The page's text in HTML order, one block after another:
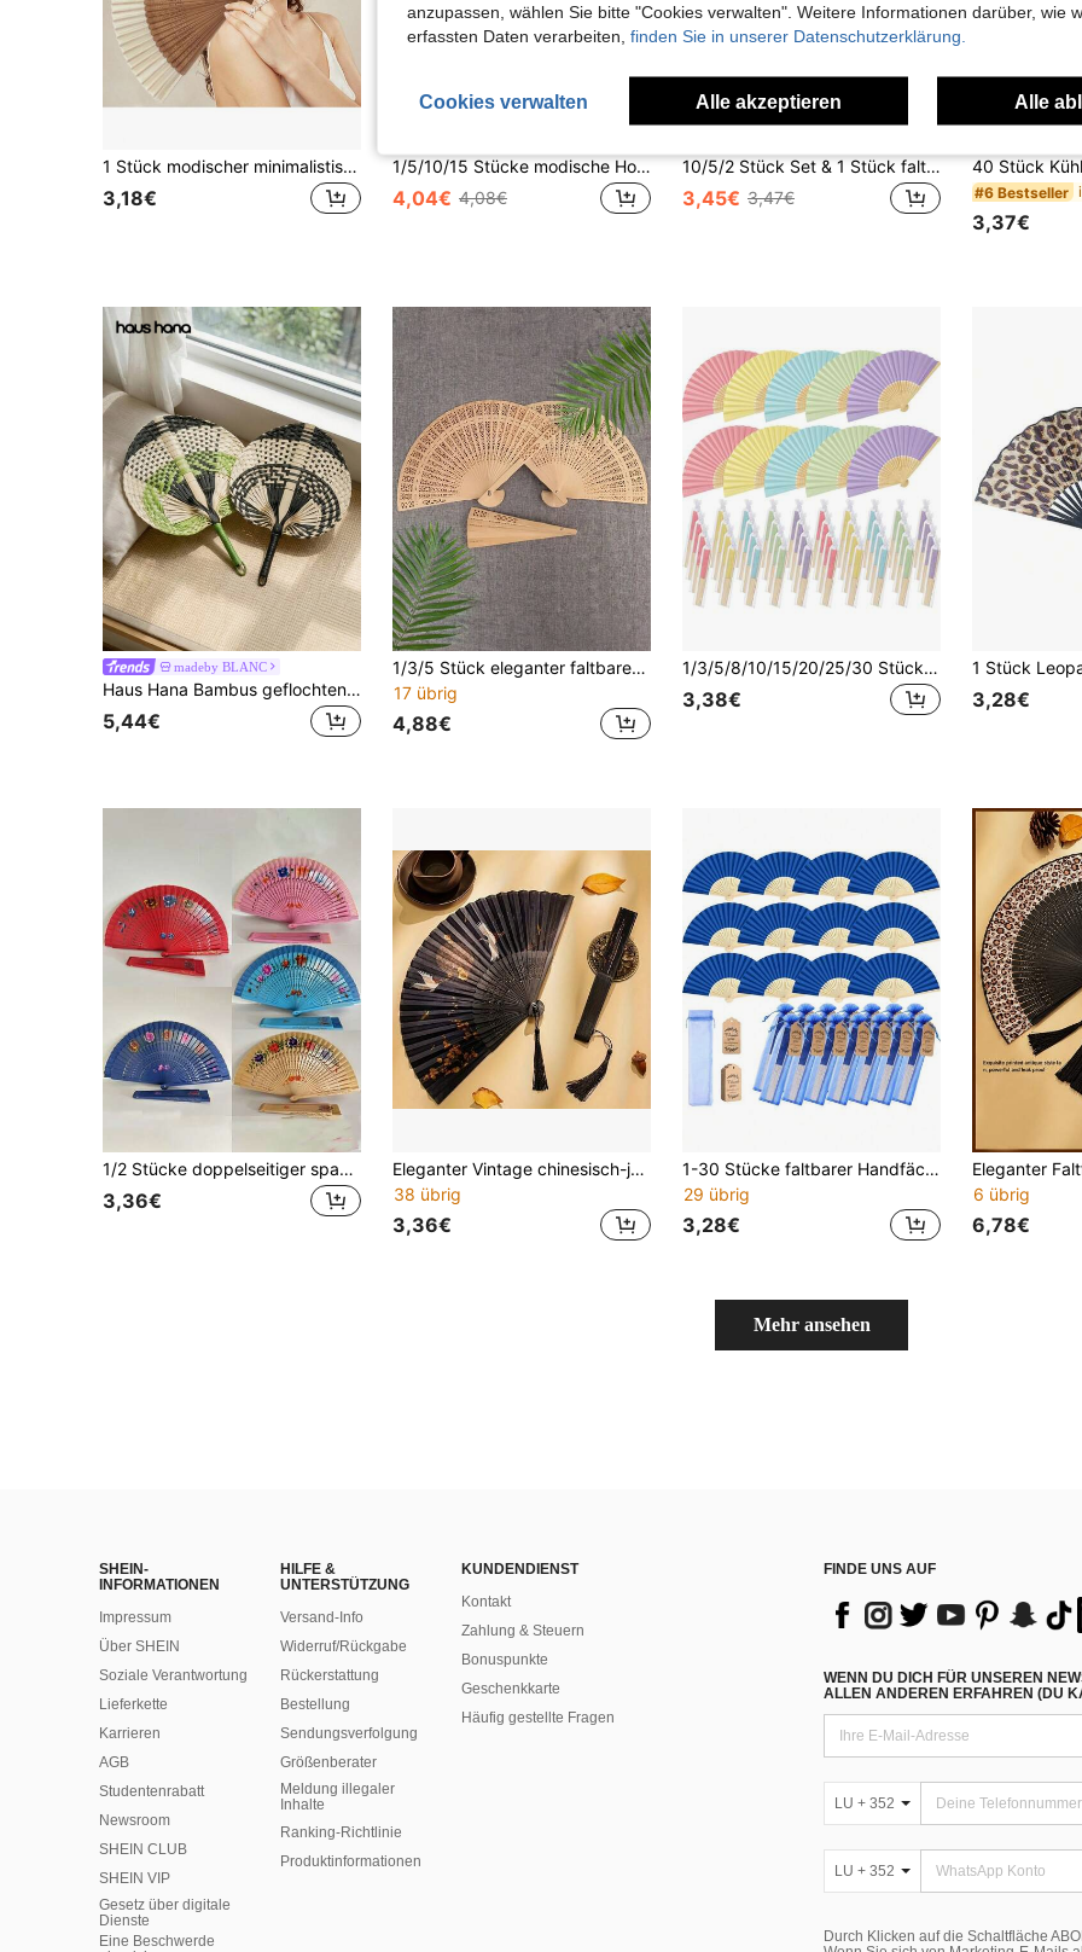
1 Stück modischer minimalistischer Faltfächer, hochwertiger Stoff und Fächerrippen, weich und glatt, leicht zu öffnen und zu schließen, tragbarer Sommer-Kühlfächer, geeignet für Partys, Geburtstage, Konzerte, Hochzeiten, Brautjungferngeschenke, Ausflüge, Strand, Reisen, Reiseessentials, Neujahr, Valentinstag, Abschlusszeit
3,18€
1/5/10/15 Stücke modische Holz-Faltfächer, böhmischer Stil mit Cut Out Schnitzerei, Handfächer, Hochzeitsfächer, können als Fotorequisiten verwendet werden, aus Bambus gefertigt, leicht und tragbar - Geschenk für Frauen zum Abschluss und Heimdekoration Zubehör. Geeignet als Geschenk für Frauen zum Abschluss oder Heimdekoration, perfekt für Sommer, Strand oder Reisestile (Farbe) zufällig versandt
4,04€ 4,08€
10/5/2 Stück Set & 1 Stück faltbarer Papier-Handventilator, vielseitiger einfarbiger Faltventilator, moderner zusammenklappbarer Ventilator für Zuhause, Aufführungsrequisiten, Sommer
3,45€ 3,47€ #6 Bestseller
3,37€
madeby BLANC
Haus Hana Bambus geflochtener Schaukelfächer, handgewebter Hintergrund für Homestays, Gras geflochtener Handkurbelfächer, Bambus Hängedekoration Bambus geflochtener Kühlventilator, handgefertigter bunter Hängefächer, täglich verwendeter Handkühlventilator, Retro eleganter Stil, verschleiß- und hitzebeständig, handgefertigter Rattan-Dekorationsfächer, zweifarbiger luxuriöser Dekorationsfächer als Geschenk zu Geburtstag oder Abschluss, perfekt für Partys, Hochzeiten oder Geschenke für Frauen, geeignet für Wohnzimmer und Schlafzimmer, Heimdekoration und Haushaltsgegenstände
5,44€
1/3/5 Stück eleganter faltbarer Holdfächer - Boho-Stil mit aufwendigem Laserschnittdesign, inklusive transparenter Aufbewahrungstasche, leicht und tragbar, ideal als Fotorequisite, Abschlussgeschenk für sie, Heimdekoration, Kühlung im Sommer, am Strand oder auf Reisen
17 übrig
4,88€
1/3/5/8/10/15/20/25/30 Stücke Weiche Farbton Hochzeits Faltfächer - Bambus Faltfächer und Vintage Papier Handfächer. Perfekt für Kirchenhochzeitsgeschenke, Brautparty, Brautjungfern Foto-Requisiten, Geburtstagsgeschenke und Sommerveranstaltungen., Boho
3,38€ 3,28€
1/2 Stücke doppelseitiger spanischer Tanzfächer aus Holz, handbemalter Cut Out Faltfächer für Damen, Faltfächer im chinesischen Stil, Party- und Heimdekoration, handgefertigtes Geschenk, Gastgeschenk
3,36€
Eleganter Vintage chinesisch-japanischer Stil Bambus Faltfächer mit Quaste - tragbarer Sommer Handfächer, geeignet für Hochzeiten, Partys, Geschenke für Freunde, Schulanfang, Sommerkühlung und Heimdekoration, schwarz-weißes Blumenmuster Design
38 übrig
3,36€
1-30 Stücke faltbarer Handfächer Set, eleganter königlicher blauer Faltfächer, inklusive Dankeskarte und Geschenktüte, Braut Bambus Handfächer, Hochzeitsgeschenk Set, geeignet für Junggesellinnenabschied, Souvenir, Hochzeitsgeschenk, ideale Wahl für Hochzeitsfeier
29 übrig
3,28€
6 übrig
6,78€
Mehr ansehen
SHEIN-
INFORMATIONEN
Impressum
Über SHEIN
Soziale Verantwortung
Lieferkette
Karrieren
AGB
Studentenrabatt
Newsroom
SHEIN CLUB
SHEIN VIP
Gesetz über digitale
Dienste
Eine Beschwerde
HILFE &
UNTERSTÜTZUNG
Versand-Info
Widerruf/Rückgabe
Rückerstattung
Bestellung
Sendungsverfolgung
Größenberater
Meldung illegaler
Inhalte
Ranking-Richtlinie
​Produktinformationen
KUNDENDIENST
Kontakt
Zahlung & Steuern
Bonuspunkte
Geschenkkarte
Häufig gestellte Fragen
FINDE UNS AUF
WENN DU DICH FÜR UNSEREN
ALLEN ANDEREN ERFAHREN (DU
LU + 352
LU + 352
Durch Klicken auf die Schaltfläche
anzupassen, wählen Sie bitte "Cookies verwalten". Weitere Informationen darüber, wie
erfassten Daten verarbeiten, finden Sie in unserer Datenschutzerklärung.
Cookies verwalten Alle akzeptieren Alle